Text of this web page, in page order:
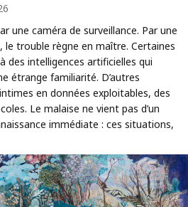
une caméra de surveillance. Par une
trouble règne en maître. Certaines
des intelligences artificielles qui
étrange familiarité. D’autres
en données exploitables, des
Le malaise ne vient pas d’un
immédiate : ces situations,